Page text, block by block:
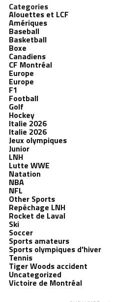
Categories
Alouettes et LCF
Amériques
Baseball
Basketball
Boxe
Canadiens
CF Montréal
Europe
Europe
F1
Football
Golf
Hockey
Italie 2026
Italie 2026
Jeux olympiques
Junior
LNH
Lutte WWE
Natation
NBA
NFL
Other Sports
Repêchage LNH
Rocket de Laval
Ski
Soccer
Sports amateurs
Sports olympiques d'hiver
Tennis
Tiger Woods accident
Uncategorized
Victoire de Montréal